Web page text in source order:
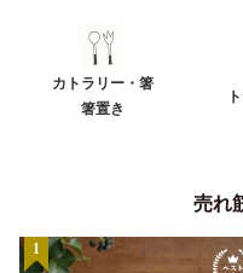
カトラリー・箸
箸置き
売れ
1